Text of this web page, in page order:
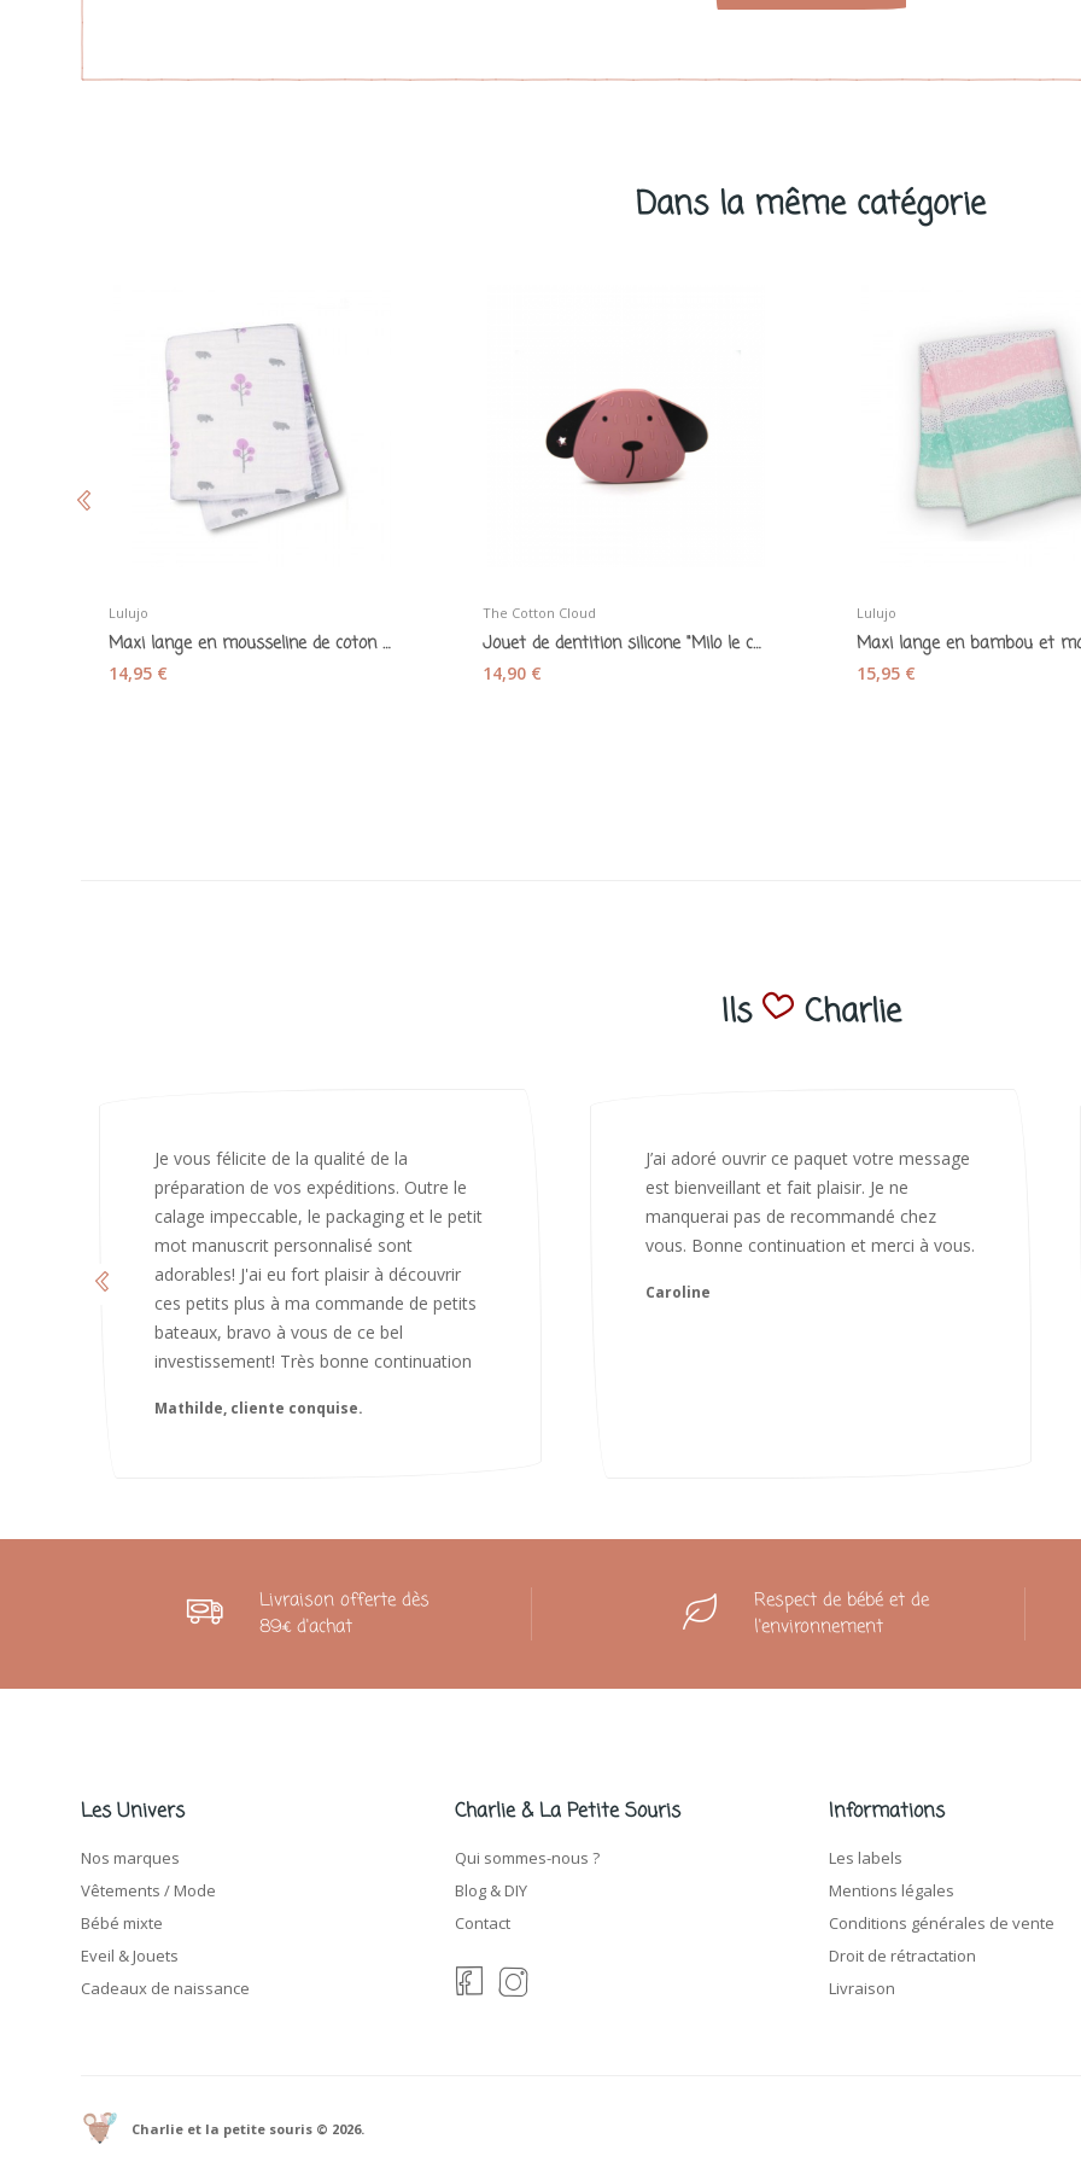
Dans la même catégorie
Lulujo
Maxi lange en mousseline de coton "Hippos" -...
14,95 €
The Cotton Cloud
Jouet de dentition silicone "Milo le chien"...
14,90 €
Lulujo
15,95 €
Ils Charlie
J’ai adoré ouvrir ce paquet votre message
est bienveillant et fait plaisir. Je ne
manquerai pas de recommandé chez
vous. Bonne continuation et merci à vous.
Bonjour Nadia Bien reçu le colis auj,
magnifique colis. L'emballage est
magnifique. Très contente des animaux.
Je recommanderai sans hésiter 😍
Camille
Livraison offerte dès
89€ d'achat
Respect de bébé et de
l'environnement
Les Univers
Nos marques
Vêtements / Mode
Bébé mixte
Eveil & Jouets
Cadeaux de naissance
Charlie & La Petite Souris
Qui sommes-nous ?
Blog & DIY
Contact
Informations
Les labels
Mentions légales
Conditions générales de vente
Droit de rétractation
Livraison
Charlie et la petite souris © 2026.